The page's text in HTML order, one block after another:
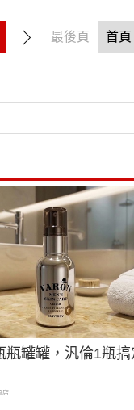
最後頁 首頁
瓶罐罐，汎倫1瓶搞
店